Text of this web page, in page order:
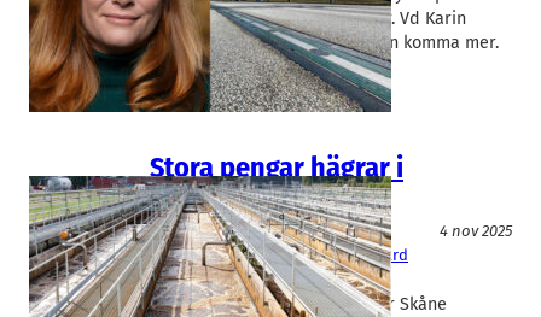
kassan med 22 miljoner kronor. Vd Karin
Ebbinghaus antyder att det kan komma mer.
Stora pengar hägrar i
vattenrening
Miljöteknik
4 nov 2025
Eliquo Malmberg Water, Mellby Gård
Mikael Helmersson
Vattenrening är en bransch där Skåne